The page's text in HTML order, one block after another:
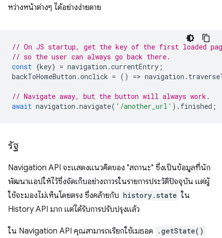
หว่างหน้าต่างๆ ได้อย่างง่ายดาย
// On JS startup, get the key of the first loaded
// so the user can always go back there.
const {key} = navigation .currentEntry ;
backToHomeButton .onclick = () => navigation .
// Navigate away, but the button will always work.
await navigation .navigate( '/another_url' ). finished ;
รัฐ
Navigation API จะแสดงแนวคิดของ "สถานะ" ซึ่งเป็นข้อมูลที่นัก
พัฒนาแอปให้ไว้ซึ่งจัดเก็บอย่างถาวรในรายการประวัติปัจจุบัน แต่ผู้
ใช้จะมองไม่เห็นโดยตรง ซึ่งคล้ายกับ history.state ใน
History API มาก แต่ได้รับการปรับปรุงแล้ว
ใน Navigation API คุณสามารถเรียกใช้เมธอด .getState()